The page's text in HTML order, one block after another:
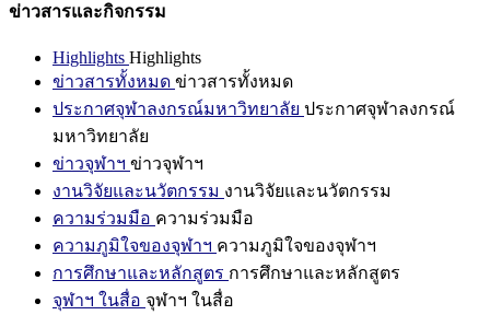
ข่าวสารและกิจกรรม
Highlights Highlights
ข่าวสารทั้งหมด ข่าวสารทั้งหมด
ประกาศจุฬาลงกรณ์มหาวิทยาลัย ประกาศจุฬาลงกรณ์
มหาวิทยาลัย
ข่าวจุฬาฯ ข่าวจุฬาฯ
งานวิจัยและนวัตกรรม งานวิจัยและนวัตกรรม
ความร่วมมือ ความร่วมมือ
ความภูมิใจของจุฬาฯ ความภูมิใจของจุฬาฯ
การศึกษาและหลักสูตร การศึกษาและหลักสูตร
จุฬาฯ ในสื่อ จุฬาฯ ในสื่อ